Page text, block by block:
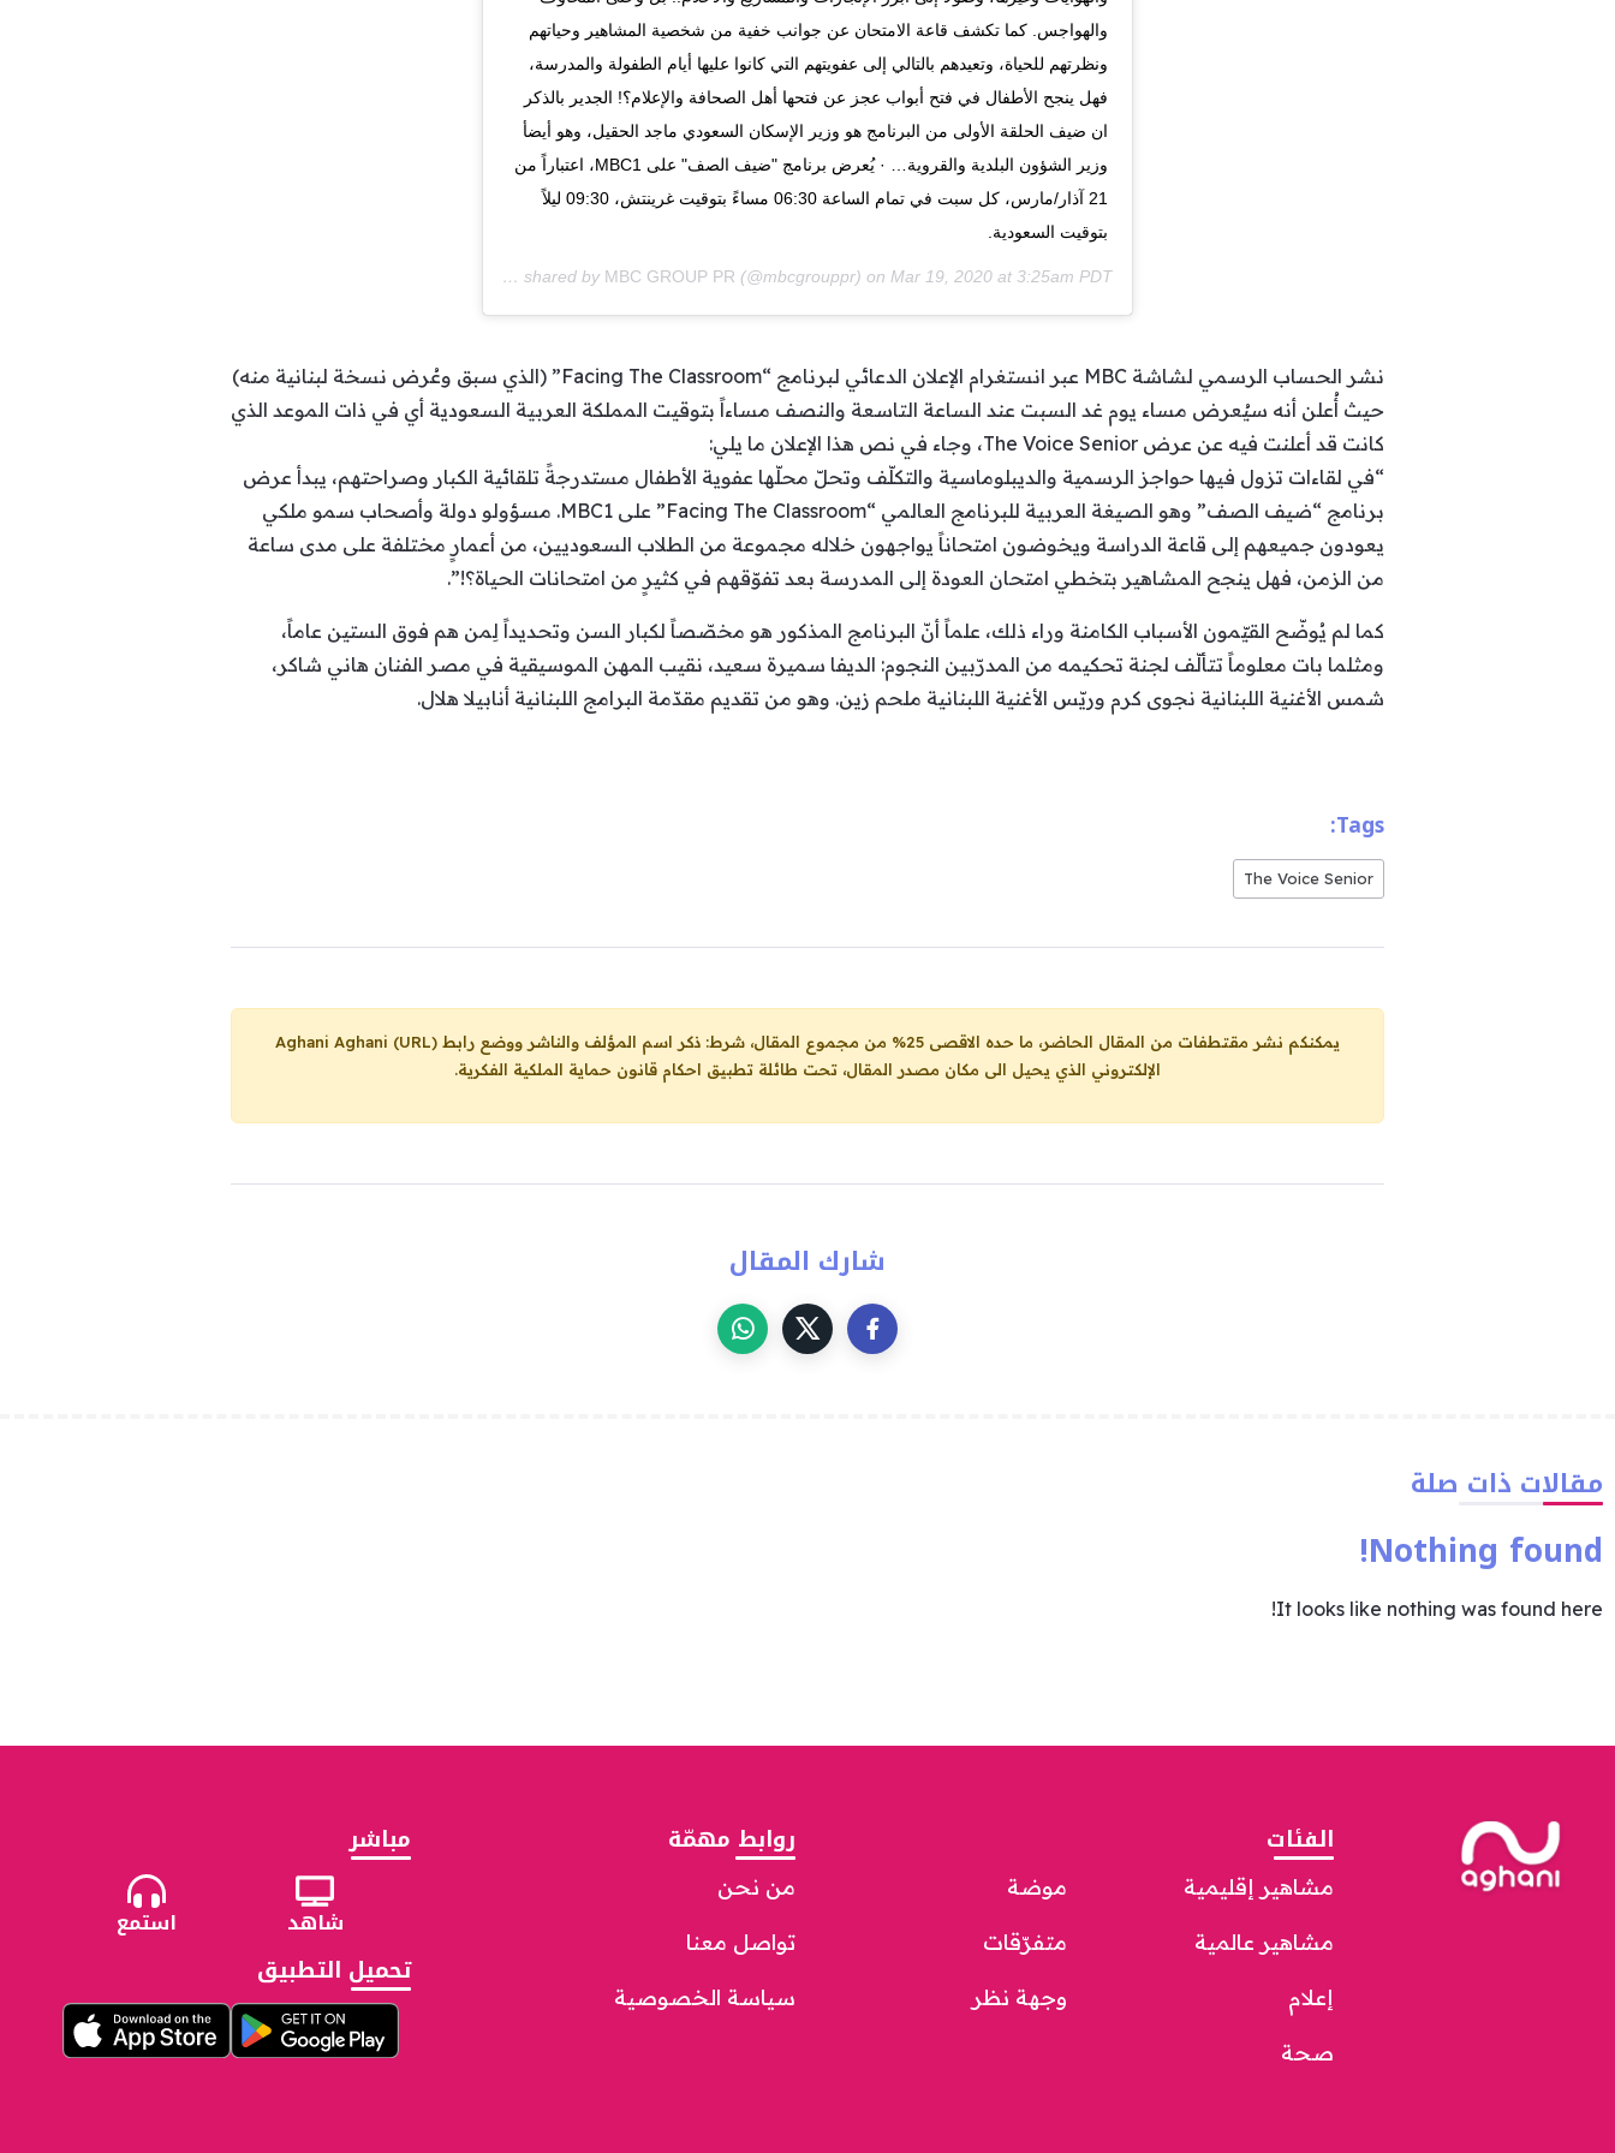
والهواجس. كما تكشف قاعة الامتحان عن جوانب خفية من شخصية المشاهير وحياتهم
ونظرتهم للحياة، وتعيدهم بالتالي إلى عفويتهم التي كانوا عليها أيام الطفولة والمدرسة،
فهل ينجح الأطفال في فتح أبواب عجز عن فتحها أهل الصحافة والإعلام؟! الجدير بالذكر
ان ضيف الحلقة الأولى من البرنامج هو وزير الإسكان السعودي ماجد الحقيل، وهو أيضأ
وزير الشؤون البلدية والقروية… · يُعرض برنامج "ضيف الصف" على MBC1، اعتباراً من
21 آذار/مارس، كل سبت في تمام الساعة 06:30 مساءً بتوقيت غرينتش، 09:30 ليلاً
بتوقيت السعودية.
A post shared by MBC GROUP PR (@mbcgrouppr) on Mar 19, 2020 at 3:25am PDT
نشر الحساب الرسمي لشاشة MBC عبر انستغرام الإعلان الدعائي لبرنامج “Facing The Classroom” (الذي سبق وعُرض نسخة لبنانية منه)
حيث أُعلن أنه سيُعرض مساء يوم غد السبت عند الساعة التاسعة والنصف مساءاً بتوقيت المملكة العربية السعودية أي في ذات الموعد الذي
كانت قد أعلنت فيه عن عرض The Voice Senior، وجاء في نص هذا الإعلان ما يلي:
“في لقاءات تزول فيها حواجز الرسمية والديبلوماسية والتكلّف وتحلّ محلّها عفوية الأطفال مستدرجةً تلقائية الكبار وصراحتهم، يبدأ عرض
برنامج “ضيف الصف” وهو الصيغة العربية للبرنامج العالمي “Facing The Classroom” على MBC1. مسؤولو دولة وأصحاب سمو ملكي
يعودون جميعهم إلى قاعة الدراسة ويخوضون امتحاناً يواجهون خلاله مجموعة من الطلاب السعوديين، من أعمارٍ مختلفة على مدى ساعة
من الزمن، فهل ينجح المشاهير بتخطي امتحان العودة إلى المدرسة بعد تفوّقهم في كثيرٍ من امتحانات الحياة؟!”.
كما لم يُوضّح القيّمون الأسباب الكامنة وراء ذلك، علماً أنّ البرنامج المذكور هو مخصّصاً لكبار السن وتحديداً لِمن هم فوق الستين عاماً،
ومثلما بات معلوماً تتألّف لجنة تحكيمه من المدرّبين النجوم: الديفا سميرة سعيد، نقيب المهن الموسيقية في مصر الفنان هاني شاكر،
شمس الأغنية اللبنانية نجوى كرم وريّس الأغنية اللبنانية ملحم زين. وهو من تقديم مقدّمة البرامج اللبنانية أنابيلا هلال.
Tags:
The Voice Senior
يمكنكم نشر مقتطفات من المقال الحاضر، ما حده الاقصى 25% من مجموع المقال، شرط: ذكر اسم المؤلف والناشر ووضع رابط
Aghani Aghani (URL)
الإلكتروني الذي يحيل الى مكان مصدر المقال، تحت طائلة تطبيق احكام قانون حماية الملكية الفكرية.
شارك المقال
مقالات ذات صلة
Nothing found!
It looks like nothing was found here!
الفئات
مشاهير إقليمية
مشاهير عالمية
إعلام
صحة
موضة
متفرّقات
وجهة نظر
روابط مهمّة
من نحن
تواصل معنا
سياسة الخصوصية
مباشر
شاهد استمع
تحميل التطبيق